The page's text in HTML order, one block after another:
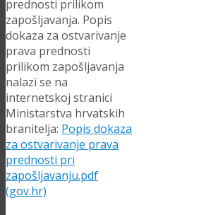
prednosti prilikom
zapošljavanja. Popis
dokaza za ostvarivanje
prava prednosti
prilikom zapošljavanja
nalazi se na
internetskoj stranici
Ministarstva hrvatskih
branitelja: Popis dokaza
za ostvarivanje prava
prednosti pri
zapošljavanju.pdf
(gov.hr)